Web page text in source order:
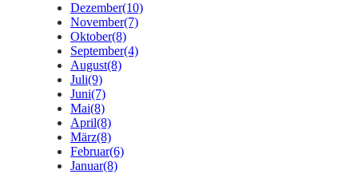
Dezember(10)
November(7)
Oktober(8)
September(4)
August(8)
Juli(9)
Juni(7)
Mai(8)
April(8)
März(8)
Februar(6)
Januar(8)